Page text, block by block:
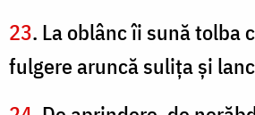
23. La oblânc îi sună tolba
fulgere aruncă suliţa şi